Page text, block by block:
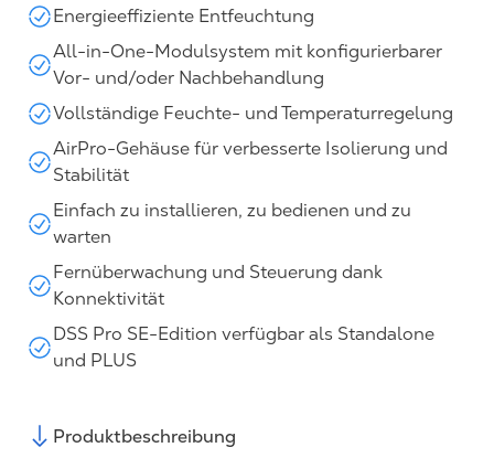
Energieeffiziente Entfeuchtung
All-in-One-Modulsystem mit konfigurierbarer
Vor- und/oder Nachbehandlung
Vollständige Feuchte- und Temperaturregelung
AirPro-Gehäuse für verbesserte Isolierung und
Stabilität
Einfach zu installieren, zu bedienen und zu
warten
Fernüberwachung und Steuerung dank
Konnektivität
DSS Pro SE-Edition verfügbar als Standalone
und PLUS
Produktbeschreibung